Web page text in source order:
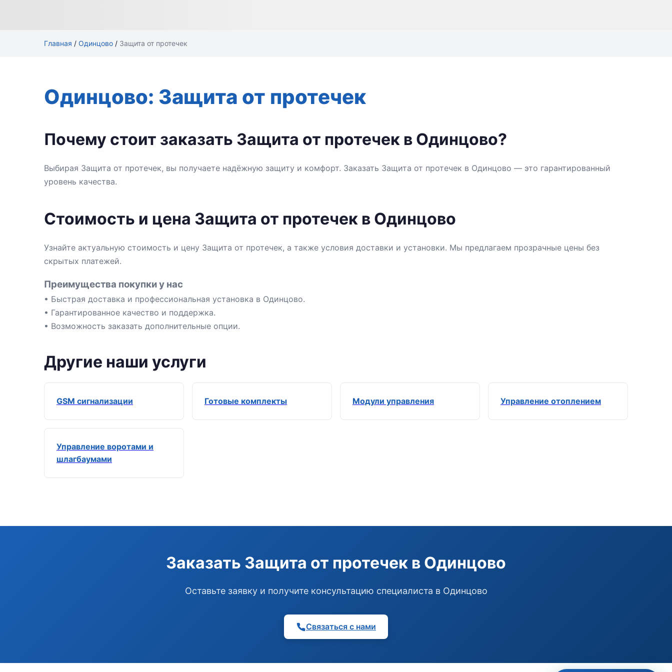
Главная / Одинцово / Защита от протечек
Одинцово: Защита от протечек
Почему стоит заказать Защита от протечек в Одинцово?
Выбирая Защита от протечек, вы получаете надёжную защиту и комфорт. Заказать Защита от протечек в Одинцово — это гарантированный
уровень качества.
Стоимость и цена Защита от протечек в Одинцово
Узнайте актуальную стоимость и цену Защита от протечек, а также условия доставки и установки. Мы предлагаем прозрачные цены без
скрытых платежей.
Преимущества покупки у нас
• Быстрая доставка и профессиональная установка в Одинцово.
• Гарантированное качество и поддержка.
• Возможность заказать дополнительные опции.
Другие наши услуги
GSM сигнализации Готовые комплекты Модули управления Управление отоплением
Управление воротами и
шлагбаумами
Заказать Защита от протечек в Одинцово
Оставьте заявку и получите консультацию специалиста в Одинцово
Связаться с нами
Узнать цену и наличие